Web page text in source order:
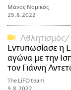
Μάνος Νομικός
25.8.2022
Αθλητισμός
Εντυπωσίασε η
αγώνα με την
τον Γιάννη
The LiFO team